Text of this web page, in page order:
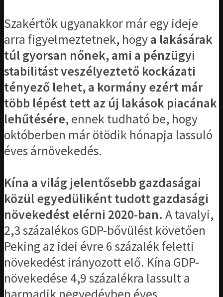
Szakértők ugyanakkor már egy ideje
arra figyelmeztetnek, hogya lakásárak
túl gyorsan nőnek, ami a pénzügyi
stabilitást veszélyeztető kockázati
tényező lehet, a kormány ezért már
több lépést tett az új lakások piacának
lehűtésére, ennek tudható be, hogy
októberben már ötödik hónapja lassuló
éves árnövekedés.
Kína a világ jelentősebb gazdaságai
közül egyedüliként tudott gazdasági
növekedést elérni 2020-ban. A tavalyi,
2,3 százalékos GDP-bővülést követően
Peking az idei évre 6 százalék feletti
növekedést irányozott elő. Kína GDP-
növekedése 4,9 százalékra lassult a